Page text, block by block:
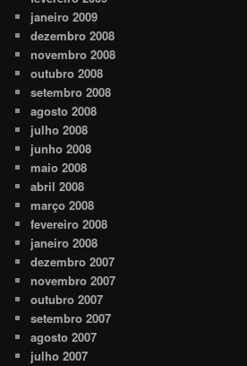
janeiro 2009
dezembro 2008
novembro 2008
outubro 2008
setembro 2008
agosto 2008
julho 2008
junho 2008
maio 2008
abril 2008
março 2008
fevereiro 2008
janeiro 2008
dezembro 2007
novembro 2007
outubro 2007
setembro 2007
agosto 2007
julho 2007